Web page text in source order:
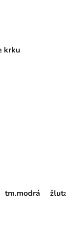
krku
tm.modrá žlutá